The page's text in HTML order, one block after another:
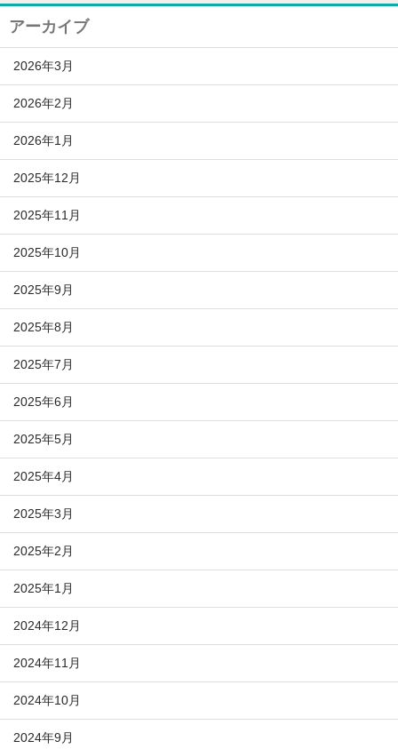
アーカイブ
2026年3月
2026年2月
2026年1月
2025年12月
2025年11月
2025年10月
2025年9月
2025年8月
2025年7月
2025年6月
2025年5月
2025年4月
2025年3月
2025年2月
2025年1月
2024年12月
2024年11月
2024年10月
2024年9月